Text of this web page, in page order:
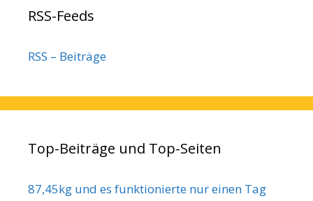
RSS-Feeds
RSS – Beiträge
Top-Beiträge und Top-Seiten
87,45kg und es funktionierte nur einen Tag